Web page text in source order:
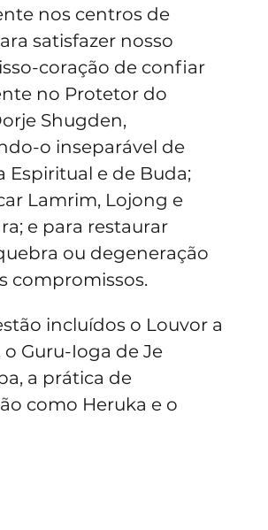
nos centros de
satisfazer nosso
coração de confiar
no Protetor do
Shugden,
o inseparável de
Espiritual e de Buda;
Lamrim, Lojong e
e para restaurar
ou degeneração
compromissos.
incluídos o Louvor a
o Guru-Ioga de Je
a prática de
como Heruka e o